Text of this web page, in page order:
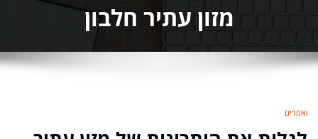
מזון עתיר חלבון
מאמרים